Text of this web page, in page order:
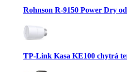
Rohnson R-9150 Power Dry
TP-Link Kasa KE100 chytrá